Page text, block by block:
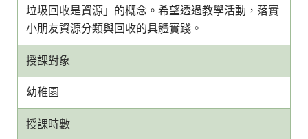
垃圾回收是資源」的概念。希望透過教學活動，落實
小朋友資源分類與回收的具體實踐。
授課對象
幼稚園
授課時數